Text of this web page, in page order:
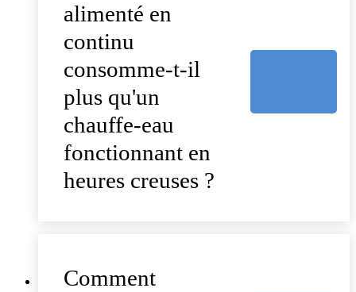
alimenté en
continu
consomme-t-il
plus qu'un
chauffe-eau
fonctionnant en
heures creuses ?
Comment